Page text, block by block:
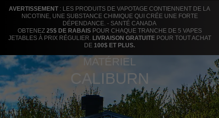
AVERTISSEMENT : LES PRODUITS DE VAPOTAGE CONTIENNENT DE LA
NICOTINE, UNE SUBSTANCE CHIMIQUE QUI CRÉE UNE FORTE
DÉPENDANCE. - SANTÉ CANADA
OBTENEZ 25$ DE RABAISPOUR CHAQUE TRANCHE DE 5 VAPES
JETABLES À PRIX RÉGULIER. LIVRAISON GRATUITEPOUR TOUT ACHAT
DE 100$ ET PLUS.
MATÉRIEL
CALIBURN